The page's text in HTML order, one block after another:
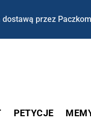
dostawą przez
PETYCJE